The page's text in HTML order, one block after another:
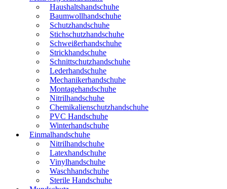
Haushaltshandschuhe
Baumwollhandschuhe
Schutzhandschuhe
Stichschutzhandschuhe
Schweißerhandschuhe
Strickhandschuhe
Schnittschutzhandschuhe
Lederhandschuhe
Mechanikerhandschuhe
Montagehandschuhe
Nitrilhandschuhe
Chemikalienschutzhandschuhe
PVC Handschuhe
Winterhandschuhe
Einmalhandschuhe
Nitrilhandschuhe
Latexhandschuhe
Vinylhandschuhe
Waschhandschuhe
Sterile Handschuhe